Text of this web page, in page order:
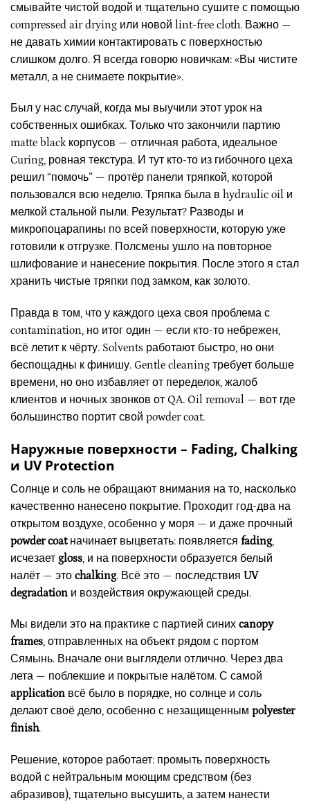
смывайте чистой водой и тщательно сушите с помощью
compressed air drying или новой lint-free cloth. Важно —
не давать химии контактировать с поверхностью
слишком долго. Я всегда говорю новичкам: «Вы чистите
металл, а не снимаете покрытие».
Был у нас случай, когда мы выучили этот урок на
собственных ошибках. Только что закончили партию
matte black корпусов — отличная работа, идеальное
Curing, ровная текстура. И тут кто-то из гибочного цеха
решил “помочь” — протёр панели тряпкой, которой
пользовался всю неделю. Тряпка была в hydraulic oil и
мелкой стальной пыли. Результат? Разводы и
микропоцарапины по всей поверхности, которую уже
готовили к отгрузке. Полсмены ушло на повторное
шлифование и нанесение покрытия. После этого я стал
хранить чистые тряпки под замком, как золото.
Правда в том, что у каждого цеха своя проблема с
contamination, но итог один — если кто-то небрежен,
всё летит к чёрту. Solvents работают быстро, но они
беспощадны к финишу. Gentle cleaning требует больше
времени, но оно избавляет от переделок, жалоб
клиентов и ночных звонков от QA. Oil removal — вот где
большинство портит свой powder coat.
Наружные поверхности – Fading, Chalking
и UV Protection
Солнце и соль не обращают внимания на то, насколько
качественно нанесено покрытие. Проходит год-два на
открытом воздухе, особенно у моря — и даже прочный
powder coatначинает выцветать: появляется fading,
исчезает gloss , и на поверхности образуется белый
налёт — это chalking. Всё это — последствия UV
degradation и воздействия окружающей среды.
Мы видели это на практике с партией синих canopy
frames, отправленных на объект рядом с портом
Сямынь. Вначале они выглядели отлично. Через два
лета — поблекшие и покрытые налётом. С самой
application всё было в порядке, но солнце и соль
делают своё дело, особенно с незащищенным polyester
finish.
Решение, которое работает: промыть поверхность
водой с нейтральным моющим средством (без
абразивов), тщательно высушить, а затем нанести